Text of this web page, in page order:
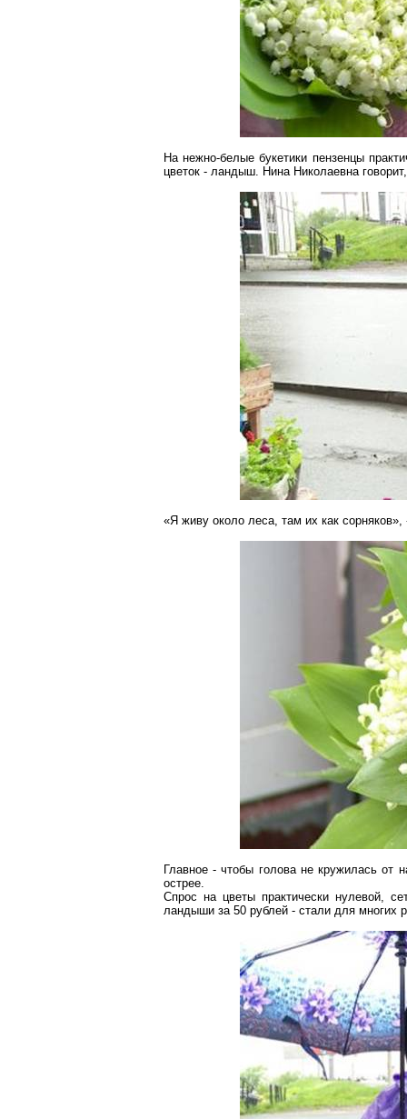
На нежно-белые букетики пензенцы
цветок - ландыш. Нина Николаевна
«Я живу около леса, там их как
Главное - чтобы голова не кружилась от
острее.
Спрос на цветы практически нулевой,
ландыши за 50 рублей - стали для многих